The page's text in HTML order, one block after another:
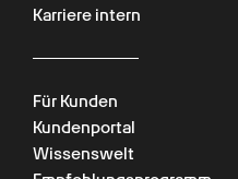
Karriere intern
Für Kunden
Kundenportal
Wissenswelt